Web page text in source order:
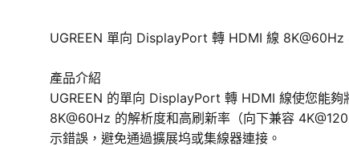
UGREEN 單向 DisplayPort 轉 HDMI 線 8K@60Hz
產品介紹
UGREEN 的單向 DisplayPort 轉 HDMI 線使您能
8K@60Hz 的解析度和高刷新率（向下兼容
示錯誤，避免通過擴展坞或集線器連接。